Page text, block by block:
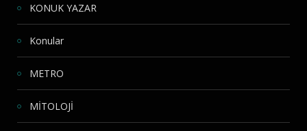
KONUK YAZAR
Konular
METRO
MİTOLOJİ